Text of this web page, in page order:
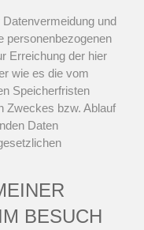
und
personenbezogenen
Erreichung der hier
wie es die vom
Speicherfristen
Zweckes bzw. Ablauf
Daten
BESUCH